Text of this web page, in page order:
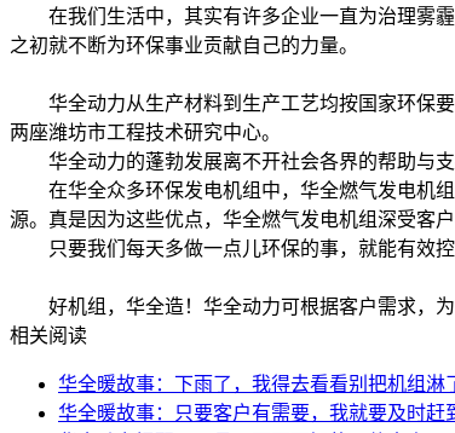
在我们生活中，其实有许多企业一直为治理雾霾
之初就不断为环保事业贡献自己的力量。
华全动力从生产材料到生产工艺均按国家环保要
两座潍坊市工程技术研究中心。
华全动力的蓬勃发展离不开社会各界的帮助与支
在华全众多环保发电机组中，华全燃气发电机组
源。真是因为这些优点，华全燃气发电机组深受客户
只要我们每天多做一点儿环保的事，就能有效控
好机组，华全造！华全动力可根据客户需求，为
相关阅读
华全暖故事：下雨了，我得去看看别把机组淋
华全暖故事：只要客户有需要，我就要及时赶